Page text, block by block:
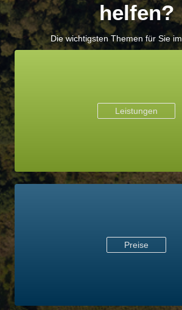
helfen?
Die wichtigsten Themen für Sie
Leistungen
Preise